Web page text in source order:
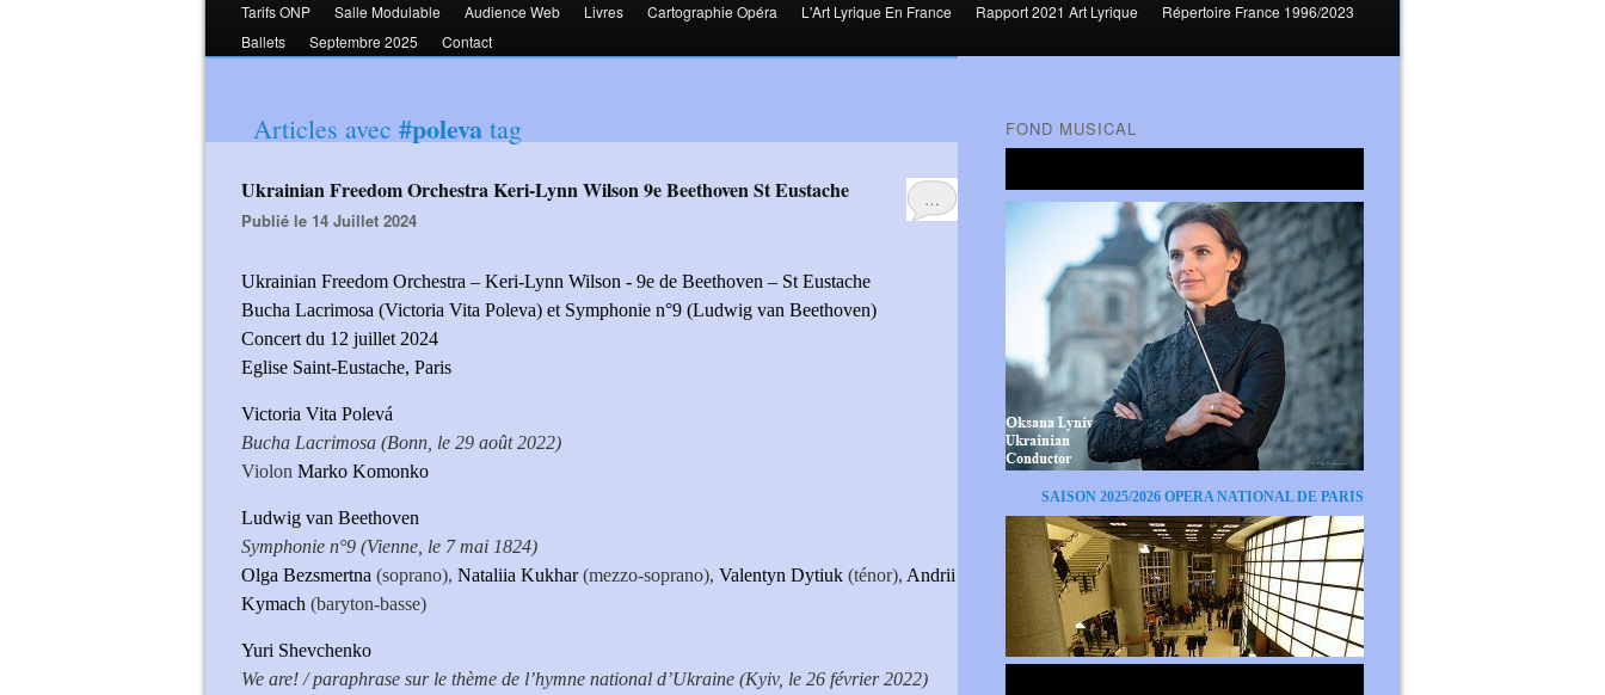
Tarifs ONP
Salle Modulable Audience Web Livres Cartographie Opéra L'Art Lyrique En France Rapport 2021 Art Lyrique
Répertoire France 1996/2023
Ballets
Septembre 2025 Contact
Articles avec #poleva tag
…
Ukrainian Freedom Orchestra Keri-Lynn Wilson 9e Beethoven St Eustache
Publié le 14 Juillet 2024
Ukrainian Freedom Orchestra – Keri-Lynn Wilson - 9e de Beethoven – St Eustache
Bucha Lacrimosa (Victoria Vita Poleva) et Symphonie n°9 (Ludwig van Beethoven)
Concert du 12 juillet 2024
Eglise Saint-Eustache, Paris
Victoria Vita Polevá
Bucha Lacrimosa (Bonn, le 29 août 2022)
Violon Marko Komonko
Ludwig van Beethoven
Symphonie n°9 (Vienne, le 7 mai 1824)
Olga Bezsmertna (soprano), Nataliia Kukhar(mezzo-soprano), Valentyn Dytiuk (ténor), Andrii
Kymach (baryton-basse)
Yuri Shevchenko
We are! / paraphrase sur le thème de l’hymne national d’Ukraine (Kyiv, le 26 février 2022)
FOND MUSICAL
SAISON 2025/2026 OPERA NATIONAL DE PARIS